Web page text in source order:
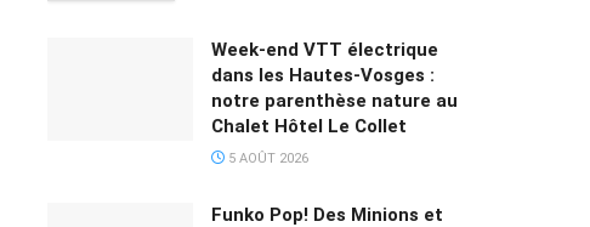
Week-end VTT électrique
dans les Hautes-Vosges :
notre parenthèse nature au
Chalet Hôtel Le Collet
5 AOÛT 2026
Funko Pop! Des Minions et